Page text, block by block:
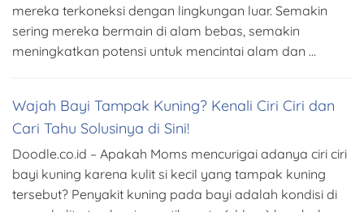
mereka terkoneksi dengan lingkungan luar. Semakin
sering mereka bermain di alam bebas, semakin
meningkatkan potensi untuk mencintai alam dan …
Wajah Bayi Tampak Kuning? Kenali Ciri Ciri dan
Cari Tahu Solusinya di Sini!
Doodle.co.id – Apakah Moms mencurigai adanya ciri ciri
bayi kuning karena kulit si kecil yang tampak kuning
tersebut? Penyakit kuning pada bayi adalah kondisi di